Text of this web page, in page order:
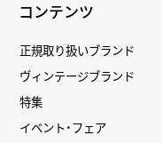
コンテンツ
正規取り扱いブランド
ヴィンテージブランド
特集
イベント・フェア